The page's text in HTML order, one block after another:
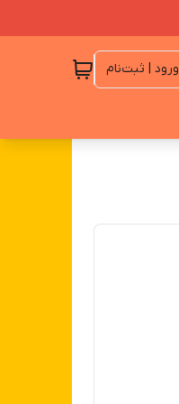
ورود | ثبت‌نام